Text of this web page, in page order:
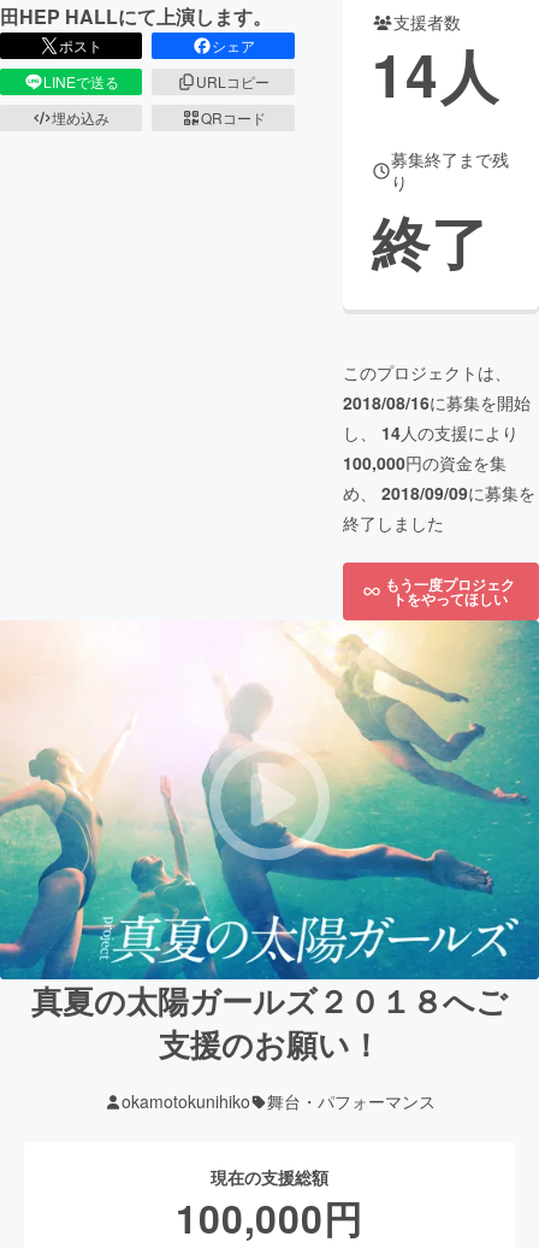
田HEP HALLにて上演します。
ポスト
シェア
LINEで送る
URLコピー
埋め込み
QRコード
支援者数
14人
募集終了まで残
り
終了
このプロジェクトは、
2018/08/16に募集を開始
し、 14人の支援により
100,000円の資金を集
め、 2018/09/09に募集を
終了しました
もう一度プロジェク
トをやってほしい
真夏の太陽ガールズ２０１８へご
支援のお願い！
okamotokunihiko 舞台・パフォーマンス
現在の支援総額
100,000円